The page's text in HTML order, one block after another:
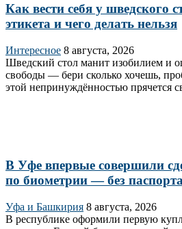
Как вести себя у шведского
этикета и чего делать нельзя
Интересное 8 августа, 2026
Шведский стол манит изобилием и
свободы — бери сколько хочешь,
этой непринуждённостью прячется
В Уфе впервые совершили
по биометрии — без
Уфа и Башкирия 8 августа, 2026
В республике оформили первую